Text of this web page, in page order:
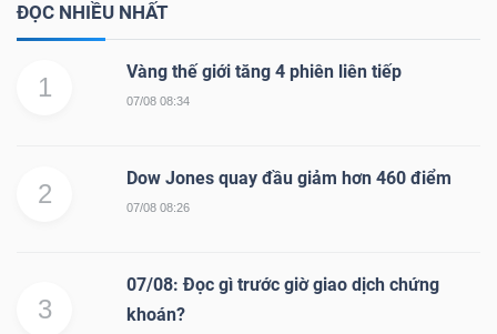
ĐỌC NHIỀU NHẤT
1
Vàng thế giới tăng 4 phiên liên tiếp
07/08 08:34
2
Dow Jones quay đầu giảm hơn 460 điểm
07/08 08:26
3
07/08: Đọc gì trước giờ giao dịch chứng
khoán?